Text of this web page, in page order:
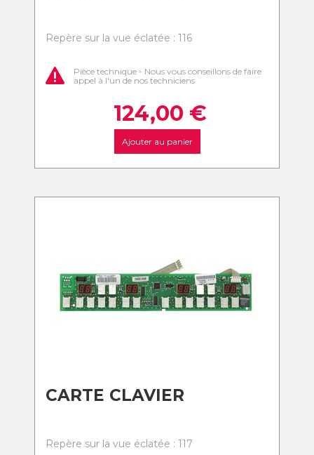
Repère sur la vue éclatée : 116
Pièce technique - Nous vous conseillons de faire
appel à l'un de nos techniciens
124,00 €
Ajouter au panier
CARTE CLAVIER
Repère sur la vue éclatée : 117